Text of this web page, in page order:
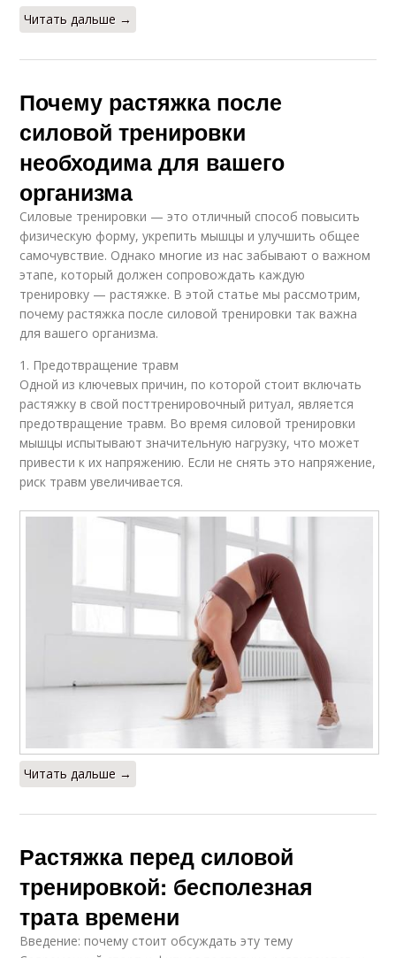
Читать дальше →
Почему растяжка после
силовой тренировки
необходима для вашего
организма
Силовые тренировки — это отличный способ повысить
физическую форму, укрепить мышцы и улучшить общее
самочувствие. Однако многие из нас забывают о важном
этапе, который должен сопровождать каждую
тренировку — растяжке. В этой статье мы рассмотрим,
почему растяжка после силовой тренировки так важна
для вашего организма.
1. Предотвращение травм
Одной из ключевых причин, по которой стоит включать
растяжку в свой посттренировочный ритуал, является
предотвращение травм. Во время силовой тренировки
мышцы испытывают значительную нагрузку, что может
привести к их напряжению. Если не снять это напряжение,
риск травм увеличивается.
Читать дальше →
Растяжка перед силовой
тренировкой: бесполезная
трата времени
Введение: почему стоит обсуждать эту тему